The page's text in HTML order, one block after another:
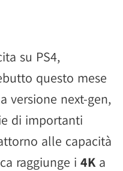
su PS4,
questo mese
versione next-gen,
di importanti
alle capacità
raggiunge i 4Ka